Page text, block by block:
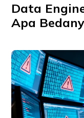
Data
Apa